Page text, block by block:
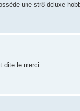
une str8 deluxe
dite le merci